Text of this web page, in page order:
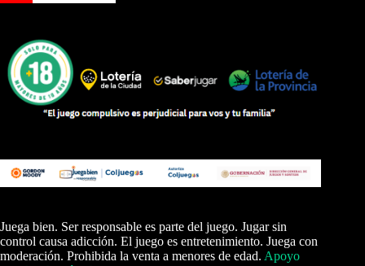
Juega bien. Ser responsable es parte del juego. Jugar sin
control causa adicción. El juego es entretenimiento. Juega con
moderación. Prohibida la venta a menores de edad. Apoyo